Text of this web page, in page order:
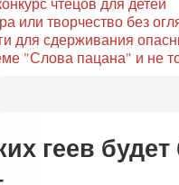
или творчество без
для сдерживания
"Слова пацана" и не
геев